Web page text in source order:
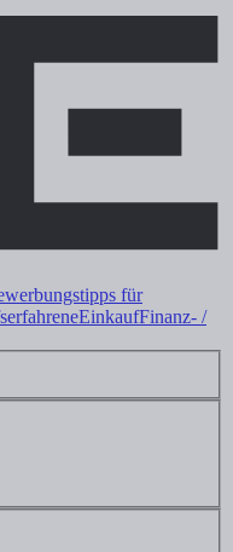
für
EinkaufFinanz- /